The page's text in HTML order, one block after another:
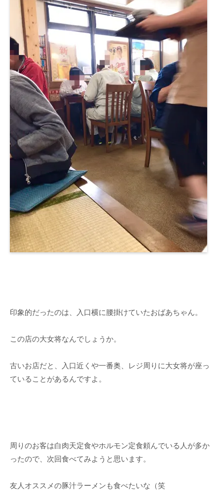
印象的だったのは、入口横に腰掛けていたおばあちゃん。
この店の大女将なんでしょうか。
古いお店だと、入口近くや一番奥、レジ周りに大女将が座っ
ていることがあるんですよ。
周りのお客は白肉天定食やホルモン定食頼んでいる人が多か
ったので、次回食べてみようと思います。
友人オススメの豚汁ラーメンも食べたいな（笑